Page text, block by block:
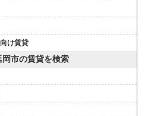
け賃貸
岡市の賃貸を検索